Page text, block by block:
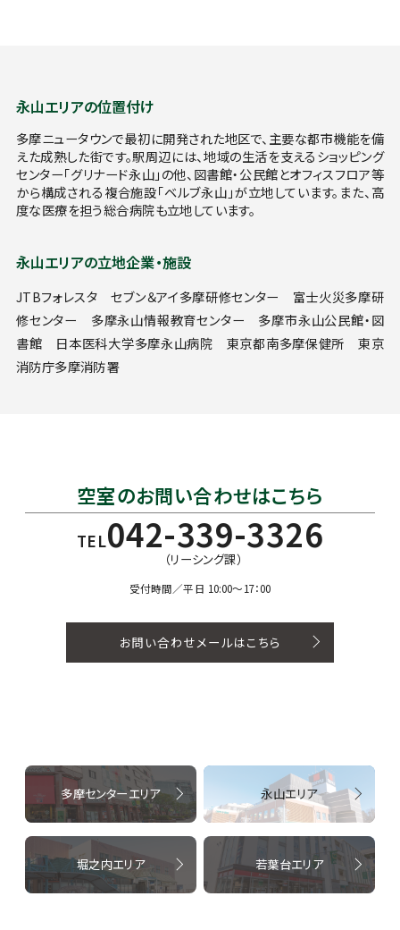
永山エリアの位置付け
多摩ニュータウンで最初に開発された地区で、主要な都市機能を備
えた成熟した街です。駅周辺には、地域の生活を支えるショッピング
センター「グリナード永山」の他、図書館・公民館とオフィスフロア等
から構成される複合施設「ベルブ永山」が立地しています。また、高
度な医療を担う総合病院も立地しています。
永山エリアの立地企業・施設
JTBフォレスタ セブン＆アイ多摩研修センター 富士火災多摩研
修センター 多摩永山情報教育センター 多摩市永山公民館・図
書館
日本医科大学多摩永山病院 東京都南多摩保健所 東京
消防庁多摩消防署
空室のお問い合わせはこちら
TEL042-339-3326
（リーシング課）
受付時間／平日 10:00〜17：00
お問い合わせメールはこちら
多摩センターエリア 永山エリア
堀之内エリア 若葉台エリア